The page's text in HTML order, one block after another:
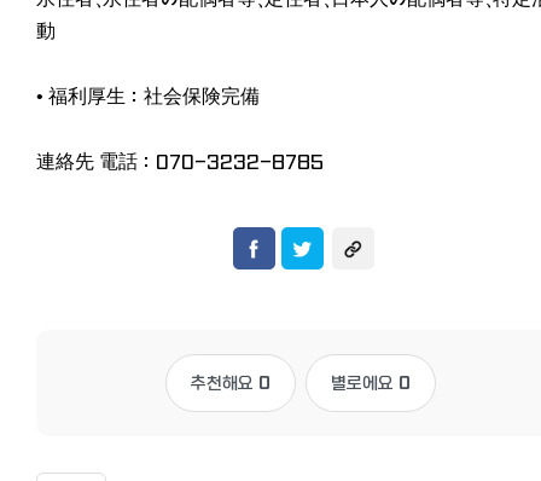
動
• 福利厚生：社会保険完備
連絡先 電話：070-3232-8785
추천해요 0 별로에요 0